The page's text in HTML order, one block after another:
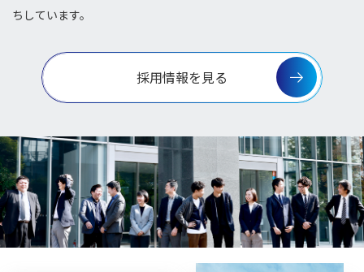
ちしています。
採用情報を見る